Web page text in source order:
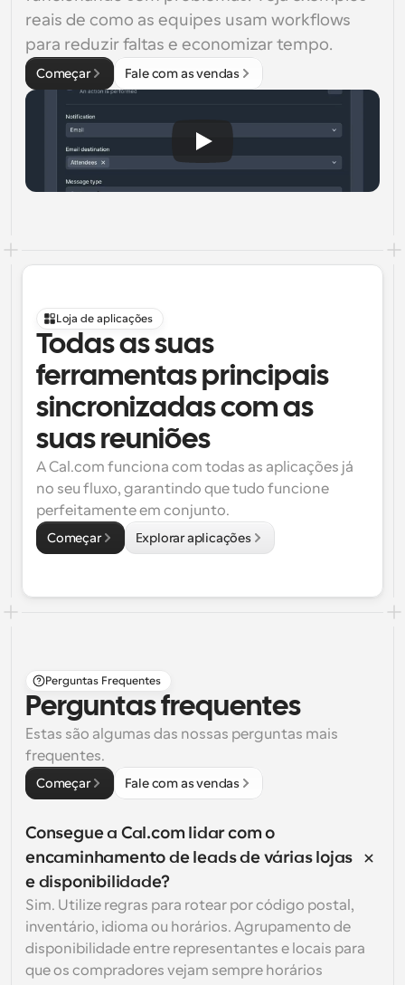
reais de como as equipes usam workflows
para reduzir faltas e economizar tempo.
Começar Fale com as vendas
Loja de aplicações
Todas as suas
ferramentas principais
sincronizadas com as
suas reuniões
A Cal.com funciona com todas as aplicações já
no seu fluxo, garantindo que tudo funcione
perfeitamente em conjunto.
Começar Explorar aplicações
Perguntas Frequentes
Perguntas frequentes
Estas são algumas das nossas perguntas mais
frequentes.
Começar Fale com as vendas
Consegue a Cal.com lidar com o
encaminhamento de leads de várias lojas
e disponibilidade?
Sim. Utilize regras para rotear por código postal,
inventário, idioma ou horários. Agrupamento de
disponibilidade entre representantes e locais para
que os compradores vejam sempre horários